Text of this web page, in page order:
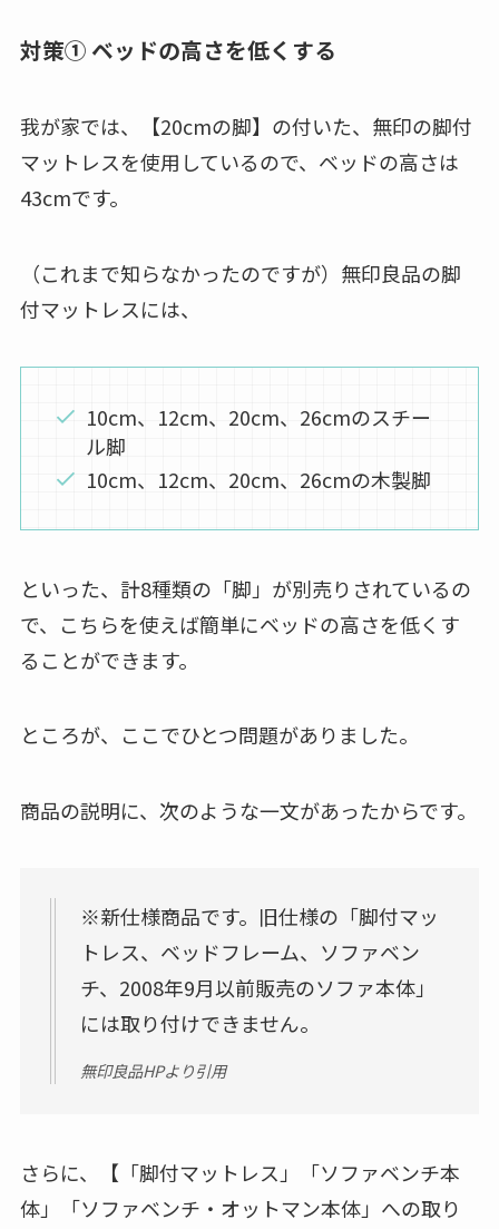
対策① ベッドの高さを低くする
我が家では、【20cmの脚】の付いた、無印の脚付
マットレスを使用しているので、ベッドの高さは
43cmです。
（これまで知らなかったのですが）無印良品の脚
付マットレスには、
10cm、12cm、20cm、26cmのスチー
ル脚
10cm、12cm、20cm、26cmの木製脚
といった、計8種類の「脚」が別売りされているの
で、こちらを使えば簡単にベッドの高さを低くす
ることができます。
ところが、ここでひとつ問題がありました。
商品の説明に、次のような一文があったからです。
※新仕様商品です。旧仕様の「脚付マッ
トレス、ベッドフレーム、ソファベン
チ、2008年9月以前販売のソファ本体」
には取り付けできません。
無印良品HPより引用
さらに、
【「脚付マットレス」「ソファベンチ本
体」「ソファベンチ・オットマン本体」への取り